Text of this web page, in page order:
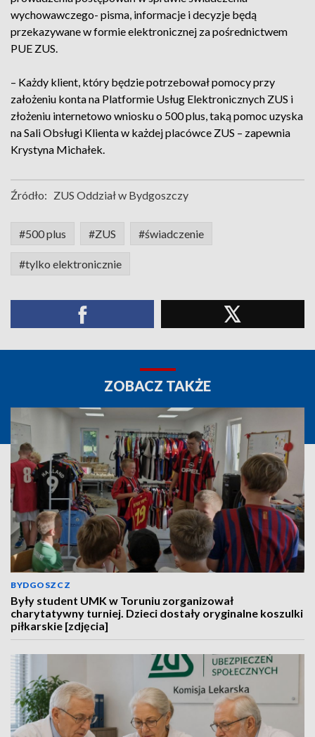
wychowawczego- pisma, informacje i decyzje będą
przekazywane w formie elektronicznej za pośrednictwem
PUE ZUS.
– Każdy klient, który będzie potrzebował pomocy przy
założeniu konta na Platformie Usług Elektronicznych ZUS i
złożeniu internetowo wniosku o 500 plus, taką pomoc uzyska
na Sali Obsługi Klienta w każdej placówce ZUS – zapewnia
Krystyna Michałek.
Źródło: ZUS Oddział w Bydgoszczy
#500 plus #ZUS #świadczenie
#tylko elektronicznie
ZOBACZ TAKŻE
BYDGOSZCZ
Były student UMK w Toruniu zorganizował
charytatywny turniej. Dzieci dostały oryginalne koszulki
piłkarskie [zdjęcia]